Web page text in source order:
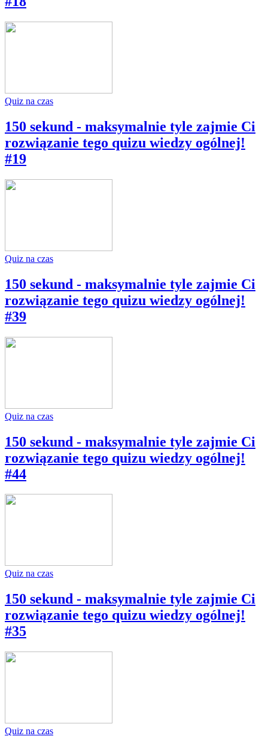
Quiz na czas
150 sekund - maksymalnie tyle zajmie Ci
rozwiązanie tego quizu wiedzy ogólnej!
#19
Quiz na czas
150 sekund - maksymalnie tyle zajmie Ci
rozwiązanie tego quizu wiedzy ogólnej!
#39
Quiz na czas
150 sekund - maksymalnie tyle zajmie Ci
rozwiązanie tego quizu wiedzy ogólnej!
#44
Quiz na czas
150 sekund - maksymalnie tyle zajmie Ci
rozwiązanie tego quizu wiedzy ogólnej!
#35
Quiz na czas